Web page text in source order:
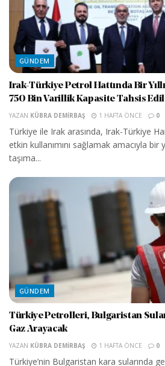
GÜNDEM
Irak-Türkiye Petrol Hattında Bir
750 Bin Varillik Kapasite Tahsis
YAZAN KÜBRA DEMIRBAŞ 1 HAFTA ÖNCE 0
Türkiye ile Irak arasında, Irak-Türkiye
etkin kullanımını sağlamak amacıyla
taşıma...
GÜNDEM
Türkiye Petrolleri, Bulgaristan
Gaz Arayacak
YAZAN KÜBRA DEMIRBAŞ 1 HAFTA ÖNCE 0
Türkiye’nin Bulgaristan kara sularında